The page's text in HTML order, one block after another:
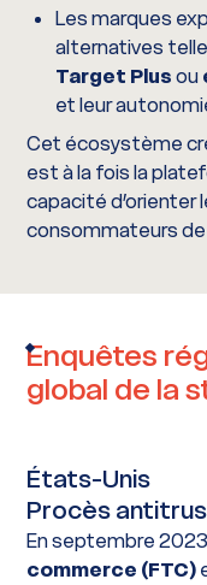
Les marques
alternatives
Target Plusou
et leur
Cet écosystème
est à la fois la
capacité
consommateurs de
Enquêtes
global de la
États-Unis
Procès
En septembre
commerce (FTC)